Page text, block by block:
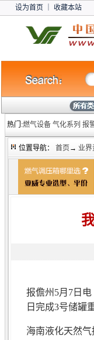
设为首页 收藏本站
热门:燃气设备 气化系列 报
位置导航： 首页 → 业界
报儋州5月7日
日完成3号储罐
海南液化天然